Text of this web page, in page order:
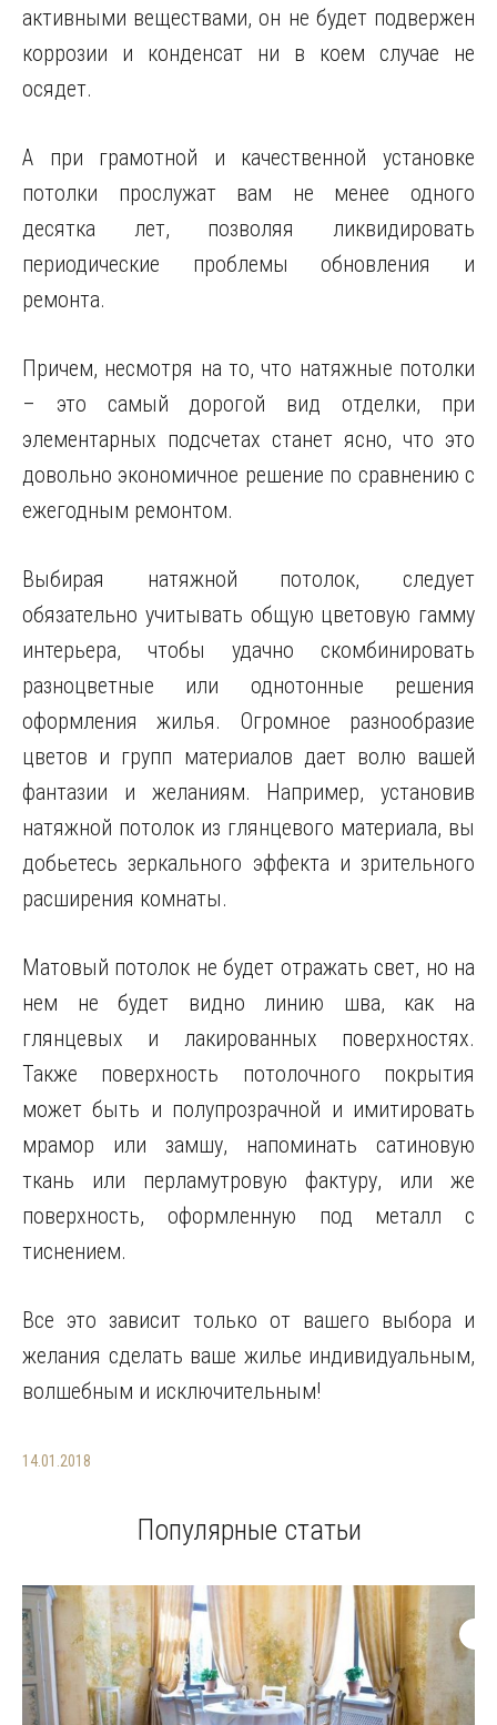
активными веществами, он не будет подвержен
коррозии и конденсат ни в коем случае не
осядет.
А при грамотной и качественной установке
потолки прослужат вам не менее одного
десятка лет, позволяя ликвидировать
периодические проблемы обновления и
ремонта.
Причем, несмотря на то, что натяжные потолки
– это самый дорогой вид отделки, при
элементарных подсчетах станет ясно, что это
довольно экономичное решение по сравнению с
ежегодным ремонтом.
Выбирая натяжной потолок, следует
обязательно учитывать общую цветовую гамму
интерьера, чтобы удачно скомбинировать
разноцветные или однотонные решения
оформления жилья. Огромное разнообразие
цветов и групп материалов дает волю вашей
фантазии и желаниям. Например, установив
натяжной потолок из глянцевого материала, вы
добьетесь зеркального эффекта и зрительного
расширения комнаты.
Матовый потолок не будет отражать свет, но на
нем не будет видно линию шва, как на
глянцевых и лакированных поверхностях.
Также поверхность потолочного покрытия
может быть и полупрозрачной и имитировать
мрамор или замшу, напоминать сатиновую
ткань или перламутровую фактуру, или же
поверхность, оформленную под металл с
тиснением.
Все это зависит только от вашего выбора и
желания сделать ваше жилье индивидуальным,
волшебным и исключительным!
14.01.2018
Популярные статьи